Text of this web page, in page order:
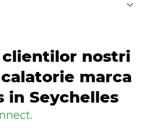
nostri
marca
in Seychelles